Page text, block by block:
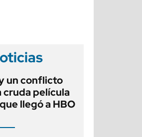
un conflicto
cruda película
llegó a HBO